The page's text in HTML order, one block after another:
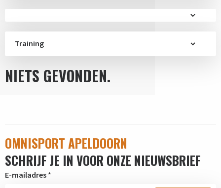
Training
NIETS GEVONDEN.
OMNISPORT APELDOORN
SCHRIJF JE IN VOOR ONZE NIEUWSBRIEF
E-mailadres *